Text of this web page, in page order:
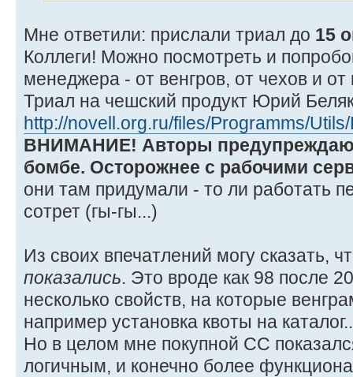
Мне ответили: прислали триал до 15
Коллеги! Можно посмотреть и
менеджера - от венгров, от чехов и от
Триал на чешский продукт Юрий
http://novell.org.ru/files/Programms/
ВНИМАНИЕ! Авторы
бомбе. Осторожнее с рабочими
они там придумали - то ли работать
сотрет (гы-гы...)
Из своих впечатлений могу сказать,
показались. Это вроде как 98 после
несколько свойств, на которые
например установка квоты на
Но в целом мне покупной СС
логичным, и конечно более